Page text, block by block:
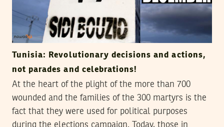
Tunisia: Revolutionary decisions and actions,
not parades and celebrations!
At the heart of the plight of the more than 700
wounded and the families of the 300 martyrs is the
fact that they were used for political purposes
during the elections campaign. Today, those in